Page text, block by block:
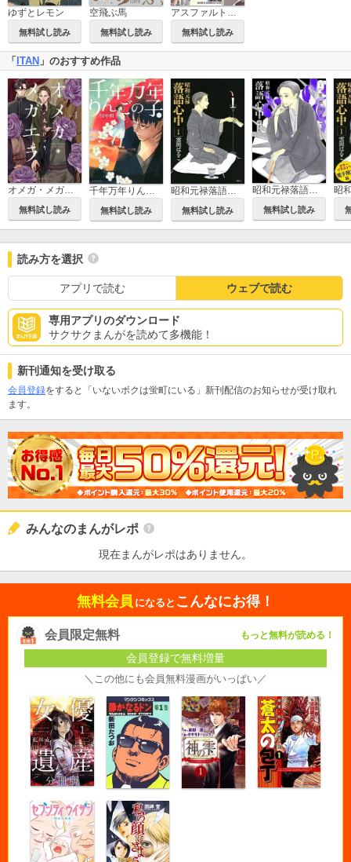
ゆずとレモン
無料試し読み
空飛ぶ馬
無料試し読み 無料試し読み
「ITAN 」のおすすめ作品
オメガ・メガエラ
無料試し読み 無料試し読み 無料試し読み
昭和元禄落語心中 新装版
無料試し読み
読み方を選択
アプリで読む ウェブで読む
専用アプリのダウンロード
サクサクまんがを読めて多機能！
新刊通知を受け取る
会員登録をすると「いないボクは蛍町にいる」新刊配信のお知らせが受け取れ
ます。
みんなのまんがレポ
現在まんがレポはありません。
無料会員 になると こんなにお得！
会員限定無料 もっと無料が読める！
会員登録で無料増量
＼この他にも会員無料漫画がいっぱい／